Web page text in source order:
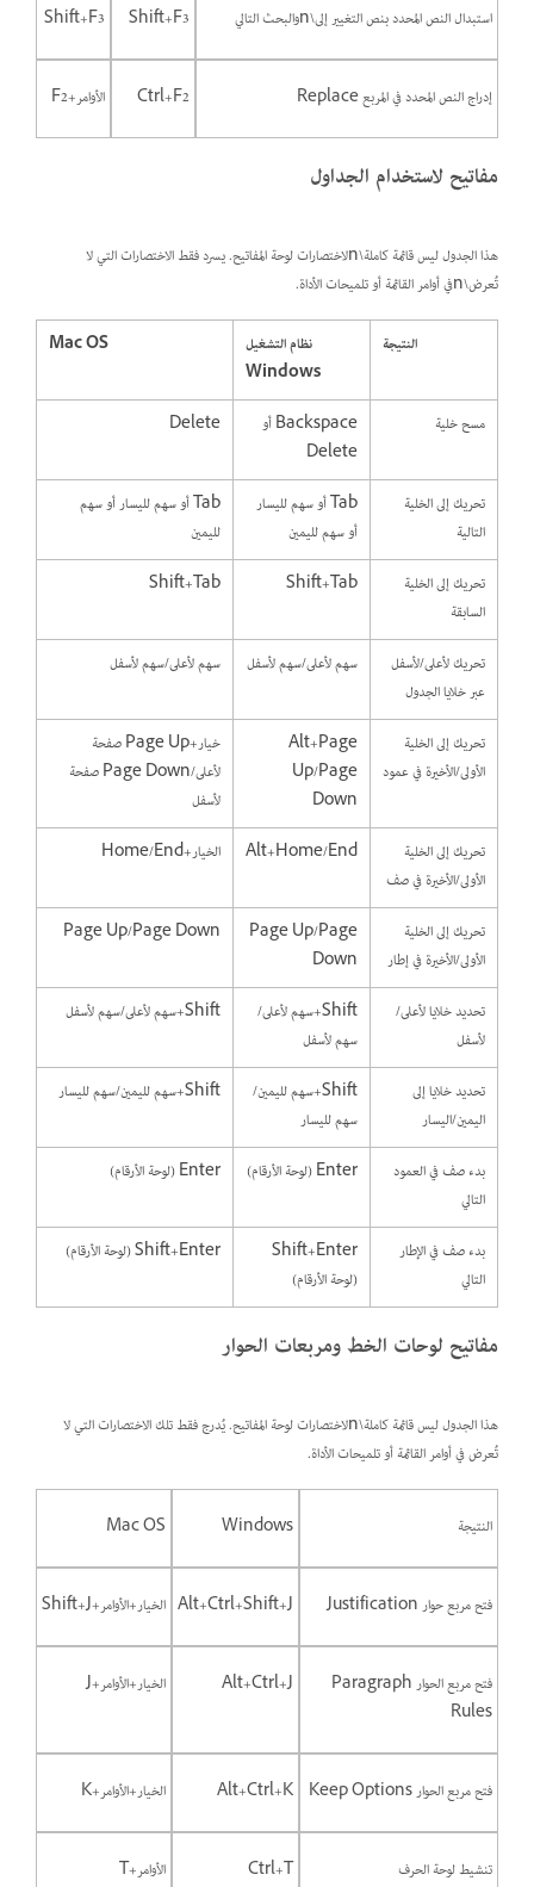
استبدال النص المحدد بنص التغيير إلى\nوالبحث التالي Shift+F3
Shift+F3
إدراج النص المحدد في المربع Replace Ctrl+F2 الأوامر+F2
مفاتيح لاستخدام الجداول
هذا الجدول ليس قائمة كاملة\nلاختصارات لوحة المفاتيح. يسرد فقط الاختصارات التي لا
نظام التشغيل
Windows
Mac OS
مسح خلية
Backspace أو
Delete
Delete
تحريك إلى الخلية
Tab أو سهم لليسار
أو سهم لليمين
Tab أو سهم لليسار أو سهم
تحريك إلى الخلية
Shift+Tab
Shift+Tab
تحريك لأعلى/لأسفل
عبر خلايا الجدول
سهم لأعلى/سهم لأسفل سهم لأعلى/سهم لأسفل
تحريك إلى الخلية
الأولى/الأخيرة في عمود
Alt+Page
Up/Page
Down
خيار+Page Up صفحة
لأعلى/Page Down صفحة
تحريك إلى الخلية
الأولى/الأخيرة في صف
Alt+Home/End الخيار+Home/End
تحريك إلى الخلية
الأولى/الأخيرة في إطار
Page Up/Page
Down
Page Up/Page Down
تحديد خلايا لأعلى/
Shift+سهم لأعلى/
سهم لأسفل
Shift+سهم لأعلى/سهم لأسفل
تحديد خلايا إلى
اليمين/اليسار
Shift+سهم لليمين/
سهم لليسار
Shift+سهم لليمين/سهم لليسار
بدء صف في العمود
Enter (لوحة الأرقام) Enter (لوحة الأرقام)
بدء صف في الإطار
Shift+Enter
(لوحة الأرقام)
Shift+Enter (لوحة الأرقام)
مفاتيح لوحات الخط ومربعات الحوار
هذا الجدول ليس قائمة كاملة\nلاختصارات لوحة المفاتيح. يُدرج فقط تلك الاختصارات التي لا
تُعرض في أوامر القائمة أو تلميحات الأداة.
Windows
Mac OS
فتح مربع حوار Justification Alt+Ctrl+Shift+J الخيار+الأوامر+Shift+J
فتح مربع الحوار Paragraph
Rules
Alt+Ctrl+J الخيار+الأوامر+J
فتح مربع الحوار Keep Options Alt+Ctrl+K الخيار+الأوامر+K
تنشيط لوحة الحرف Ctrl+T الأوامر+T